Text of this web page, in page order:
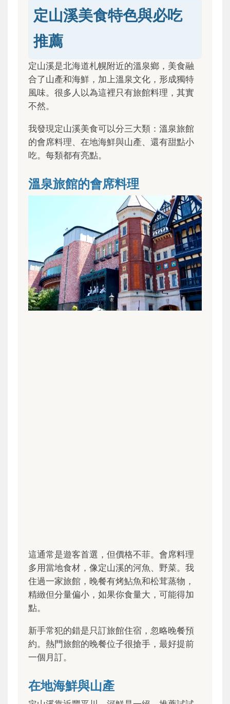
定山溪美食特色與必吃
推薦
定山溪是北海道札幌附近的溫泉鄉，美食融
合了山產和海鮮，加上溫泉文化，形成獨特
風味。很多人以為這裡只有旅館料理，其實
不然。
我發現定山溪美食可以分三大類：溫泉旅館
的會席料理、在地海鮮與山產、還有甜點小
吃。每類都有亮點。
溫泉旅館的會席料理
這通常是遊客首選，但價格不菲。會席料理
多用當地食材，像定山溪的河魚、野菜。我
住過一家旅館，晚餐有烤鮎魚和松茸蒸物，
精緻但分量偏小，如果你食量大，可能得加
點。
新手常犯的錯是只訂旅館住宿，忽略晚餐預
約。熱門旅館的晚餐位子很搶手，最好提前
一個月訂。
在地海鮮與山產